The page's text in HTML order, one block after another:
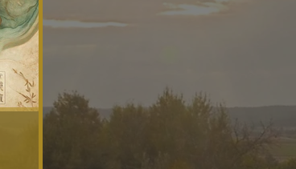
ERFOLG, FREUDE & SPIRITUELLES